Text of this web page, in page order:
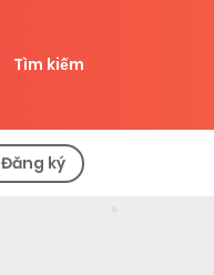
Tìm kiếm
Đăng ký